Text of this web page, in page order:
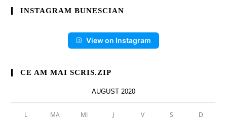
INSTAGRAM BUNESCIAN
View on Instagram
CE AM MAI SCRIS.ZIP
AUGUST 2020
L MA MI J V S D